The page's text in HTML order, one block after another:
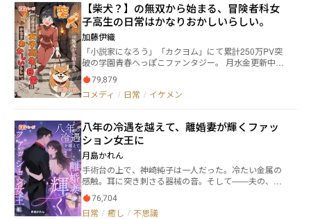
「クズ父子」は、遅すぎる後悔と向き合う——。
【柴犬？】の無双から始まる、冒険者科女
子高生の日常はかなりおかしいらしい。
加藤伊織
「小説家になろう」「カクヨム」にて累計250万PV突
破の学園青春へっぽこファンタジー。 月水金更新中で
す。 サンバ仮面、ダメステアイドル、【柴犬？】いい
え、一番おかしいのは主人公！ これは、ダンジョンが
当たり前にある世界の中で、冒険者科在籍なのにダン
柳川柚香（やながわ ゆずか）は友人と訪れたダンジ
ョンで首輪を付けていない柴犬に出会う。 誰かが連れ
てきたペットの首輪が抜けてしまったのだろうと思っ
た柚香は、ダンジョン配信をしながら柴犬を保護しよ
うとするが、「おいで」と声を掛けて舐められた瞬間
にジョブ【テイマー】と従魔【個体α】を得たという
アナウンスが流れた。 柴犬はめちゃくちゃ可愛い！
でもこれ本当に柴犬なの？ でも柴犬にしか見えない
79,879
コメディ / 日常 / イケメン
八年の冷遇を越えて、離婚妻が輝くファッ
ション女王に
月島かれん
手術台の上で、神崎純子は一人だった。冷たい金属の
感触。耳に突き刺さる器械の音。そして——夫の、不
在。同じ病院の、同じフロアで、夫・神崎墨は愛する
人の白い兔のために眉をひそめ、その腰に手を添えて
いた。一つの宅配便が、すべての始まりだった。差出
76,704
日常 / 癒し / 不思議